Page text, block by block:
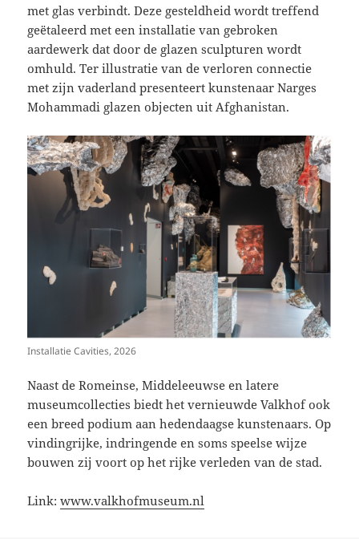
met glas verbindt. Deze gesteldheid wordt treffend
geëtaleerd met een installatie van gebroken
aardewerk dat door de glazen sculpturen wordt
omhuld. Ter illustratie van de verloren connectie
met zijn vaderland presenteert kunstenaar Narges
Mohammadi glazen objecten uit Afghanistan.
Installatie Cavities, 2026
Naast de Romeinse, Middeleeuwse en latere
museumcollecties biedt het vernieuwde Valkhof ook
een breed podium aan hedendaagse kunstenaars. Op
vindingrijke, indringende en soms speelse wijze
bouwen zij voort op het rijke verleden van de stad.
Link:www.valkhofmuseum.nl